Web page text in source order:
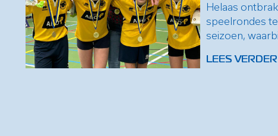
Helaas
speelrondes
seizoen,
LEES